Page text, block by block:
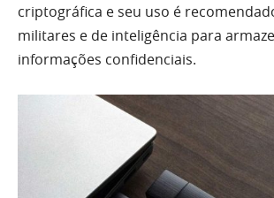
criptográfica e seu uso é
militares e de inteligência para
informações confidenciais.